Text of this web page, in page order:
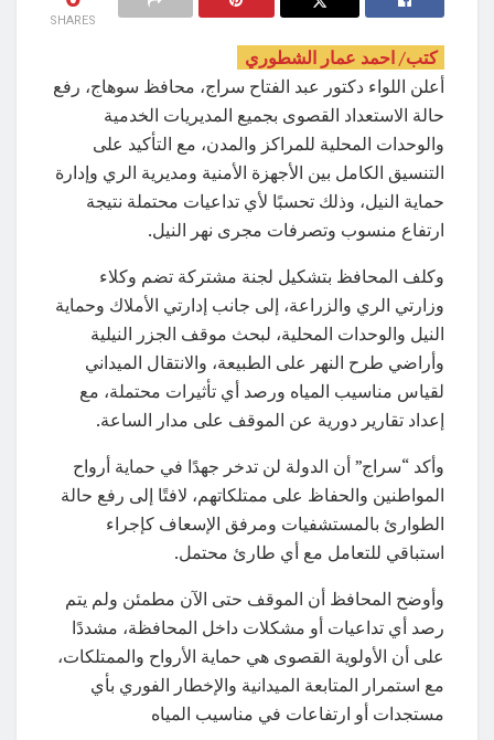
SHARES
كتب/ احمد عمار الشطوري
أعلن اللواء دكتور عبد الفتاح سراج، محافظ سوهاج، رفع
حالة الاستعداد القصوى بجميع المديريات الخدمية
والوحدات المحلية للمراكز والمدن، مع التأكيد على
التنسيق الكامل بين الأجهزة الأمنية ومديرية الري وإدارة
حماية النيل، وذلك تحسبًا لأي تداعيات محتملة نتيجة
ارتفاع منسوب وتصرفات مجرى نهر النيل.
وكلف المحافظ بتشكيل لجنة مشتركة تضم وكلاء
وزارتي الري والزراعة، إلى جانب إدارتي الأملاك وحماية
النيل والوحدات المحلية، لبحث موقف الجزر النيلية
وأراضي طرح النهر على الطبيعة، والانتقال الميداني
لقياس مناسيب المياه ورصد أي تأثيرات محتملة، مع
إعداد تقارير دورية عن الموقف على مدار الساعة.
وأكد “سراج” أن الدولة لن تدخر جهدًا في حماية أرواح
المواطنين والحفاظ على ممتلكاتهم، لافتًا إلى رفع حالة
الطوارئ بالمستشفيات ومرفق الإسعاف كإجراء
استباقي للتعامل مع أي طارئ محتمل.
وأوضح المحافظ أن الموقف حتى الآن مطمئن ولم يتم
رصد أي تداعيات أو مشكلات داخل المحافظة، مشددًا
على أن الأولوية القصوى هي حماية الأرواح والممتلكات،
مع استمرار المتابعة الميدانية والإخطار الفوري بأي
مستجدات أو ارتفاعات في مناسيب المياه